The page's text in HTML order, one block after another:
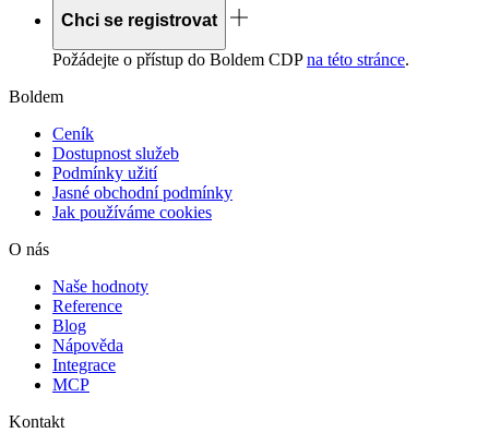
Chci se registrovat
Požádejte o přístup do Boldem CDP na této stránce.
Boldem
Ceník
Dostupnost služeb
Podmínky užití
Jasné obchodní podmínky
Jak používáme cookies
O nás
Naše hodnoty
Reference
Blog
Nápověda
Integrace
MCP
Kontakt